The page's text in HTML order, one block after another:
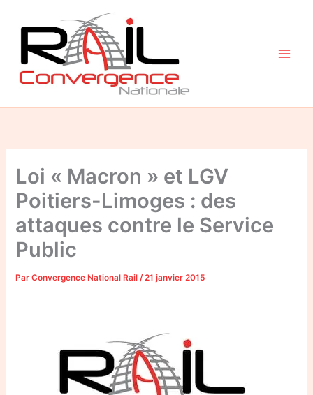
contenu
Loi « Macron » et LGV
Poitiers-Limoges : des
attaques contre le Service
Public
ParConvergence National Rail/21 janvier 2015